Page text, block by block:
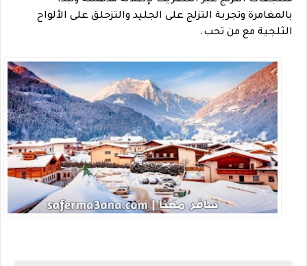
بالمغامرة وتجربة التزلج على الجليد والتزحلق على الألواح
الثلجية مع من تحب.